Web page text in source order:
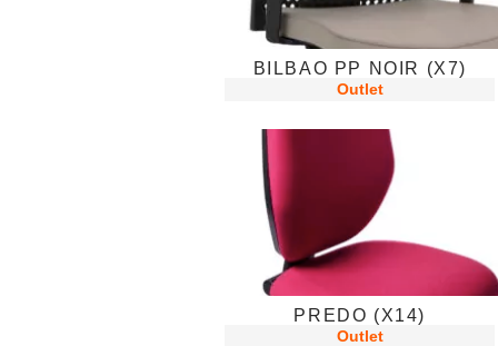
BILBAO PP NOIR (X7)
Outlet
PREDO (X14)
Outlet